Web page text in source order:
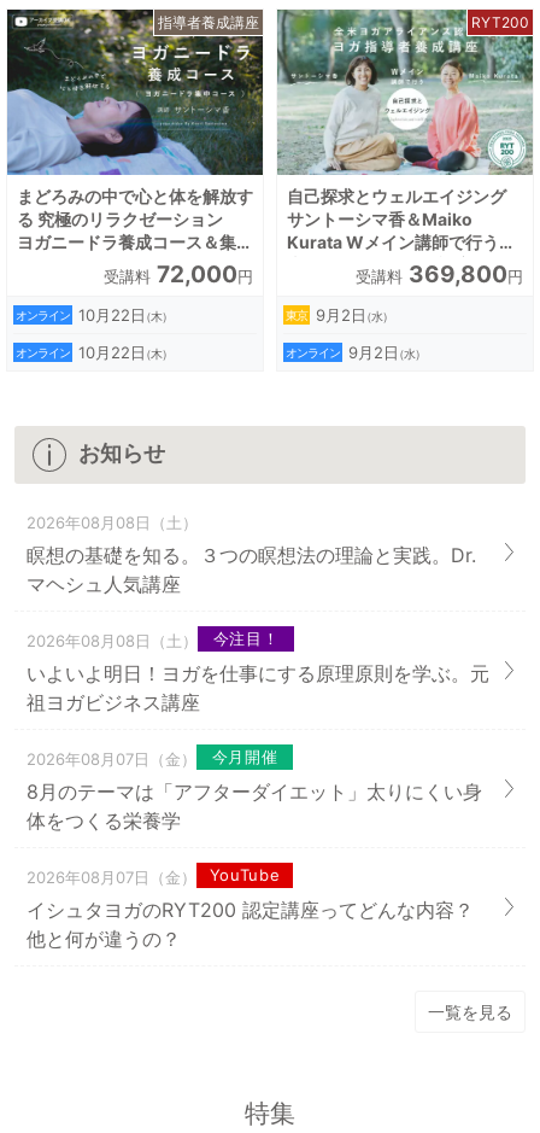
まどろみの中で心と体を解放す
る 究極のリラクゼーション
ヨガニードラ養成コース＆集中
受講料 72,000円
オンライン 10月22日（木）
オンライン 10月22日（木）
指導者養成講座
自己探求とウェルエイジング
サントーシマ香＆Maiko
Kurata Wメイン講師で行う全
米ヨガアライアンス認定
RYT200ヨガ指導者養成講座
受講料 369,800円
東京 9月2日（水）
オンライン 9月2日（水）
RYT200
お知らせ
2026年08月08日（土）
瞑想の基礎を知る。３つの瞑想法の理論と実践。Dr.
マヘシュ人気講座
2026年08月08日（土） 今注目！
いよいよ明日！ヨガを仕事にする原理原則を学ぶ。元
祖ヨガビジネス講座
2026年08月07日（金） 今月開催
8月のテーマは「アフターダイエット」太りにくい身
体をつくる栄養学
2026年08月07日（金） YouTube
イシュタヨガのRYT200 認定講座ってどんな内容？
他と何が違うの？
一覧を見る
特集